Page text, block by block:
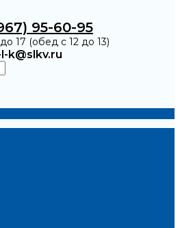
95-60-95
17 (обед с 12 до 13)
k@slkv.ru